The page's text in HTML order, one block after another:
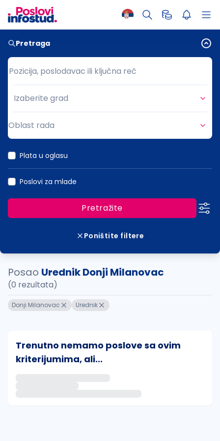
Pretraga
Pozicija, poslodavac ili ključna reč
Pozicija, poslodavac ili ključna reč
Grad
Izaberite grad
Oblast rada
Plata u oglasu
Poslovi za mlade
Pretražite
Poništite filtere
Posao Urednik Donji Milanovac
(0 rezultata)
Donji Milanovac Urednik
Trenutno nemamo poslove sa ovim
kriterijumima, ali...